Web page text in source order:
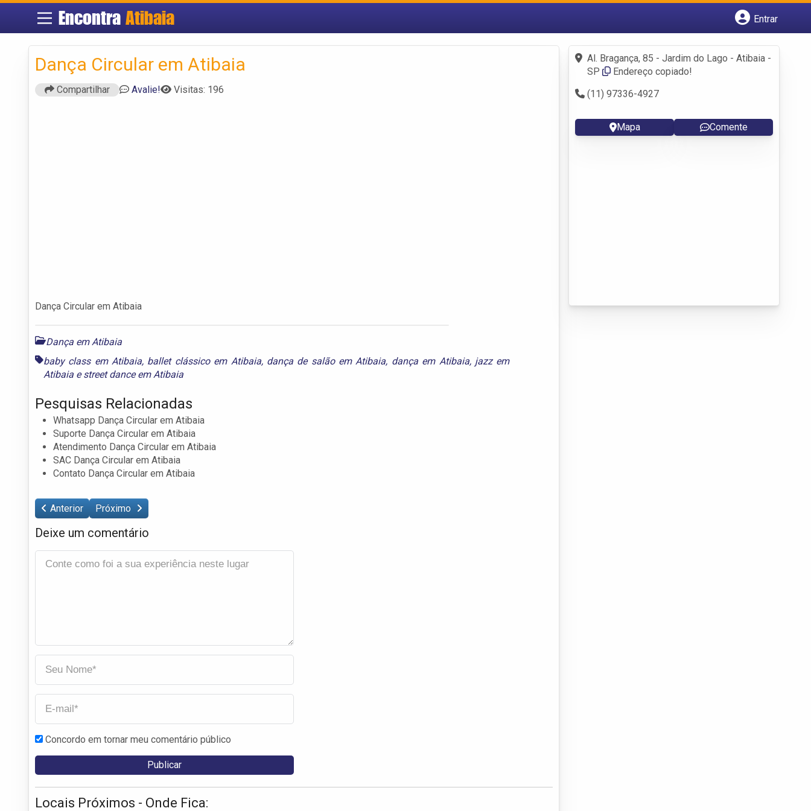
EncontraAtibaia
Entrar
Fazer login
Criar conta
Dança Circular em Atibaia
Compartilhar Avalie! Visitas: 196
Dança Circular em Atibaia
Dança em Atibaia
baby class em Atibaia, ballet clássico em Atibaia, dança de salão em Atibaia, dança em Atibaia, jazz em
Atibaia estreet dance em Atibaia
Pesquisas Relacionadas
Whatsapp Dança Circular em Atibaia
Suporte Dança Circular em Atibaia
Atendimento Dança Circular em Atibaia
SAC Dança Circular em Atibaia
Contato Dança Circular em Atibaia
Anterior Próximo
Deixe um comentário
Concordo em tornar meu comentário público
Locais Próximos - Onde Fica:
Al. Bragança, 85 - Jardim do Lago - Atibaia -
SP
Endereço copiado!
(11) 97336-4927
Mapa Comente